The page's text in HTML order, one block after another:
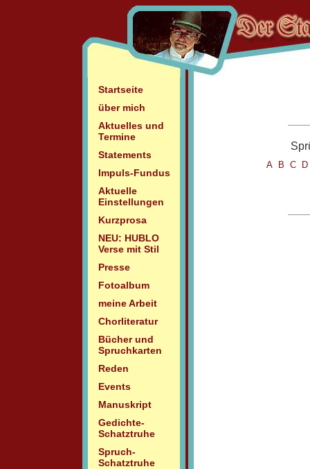
Startseite
über mich
Aktuelles und
Termine
Statements
Impuls-Fundus
Aktuelle
Einstellungen
Kurzprosa
NEU: HUBLO
Verse mit Stil
Presse
Fotoalbum
meine Arbeit
Chorliteratur
Bücher und
Spruchkarten
Reden
Events
Manuskript
Gedichte-
Schatztruhe
Spruch-
Schatztruhe
A B C D